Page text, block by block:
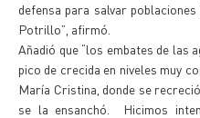
defensa para salvar
Potrillo”, afirmó.
Añadió que “los embates de las
pico de crecida en niveles muy
María Cristina, donde se
se la ensanchó. Hicimos